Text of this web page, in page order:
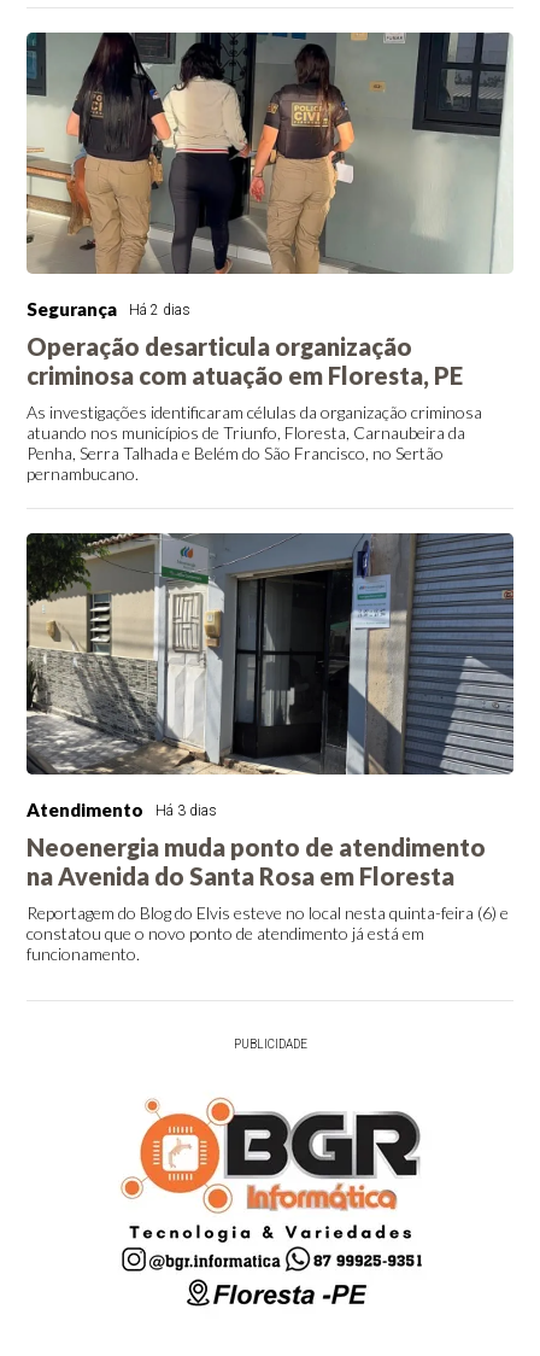
Segurança Há 2 dias
Operação desarticula organização
criminosa com atuação em Floresta, PE
As investigações identificaram células da organização criminosa
atuando nos municípios de Triunfo, Floresta, Carnaubeira da
Penha, Serra Talhada e Belém do São Francisco, no Sertão
pernambucano.
Atendimento Há 3 dias
Neoenergia muda ponto de atendimento
na Avenida do Santa Rosa em Floresta
Reportagem do Blog do Elvis esteve no local nesta quinta-feira (6) e
constatou que o novo ponto de atendimento já está em
funcionamento.
PUBLICIDADE